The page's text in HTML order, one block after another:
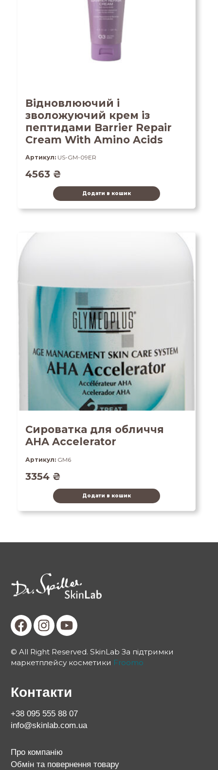
Відновлюючий і
зволожуючий крем із
пептидами Barrier Repair
Cream With Amino Acids
Артикул: US-GM-09ER
4563 ₴
Додати в кошик
Сироватка для обличчя
AHA Accelerator
Артикул: GM6
3354 ₴
Додати в кошик
© All Right Reserved. SkinLab За підтримки
маркетплейсу косметики Froomo
Контакти
+38 095 555 88 07
info@skinlab.com.ua
Про компанію
Обмін та повернення товару